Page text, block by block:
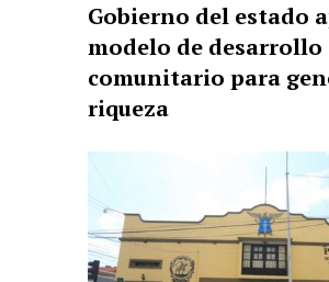
Gobierno del estado
modelo de desarrollo
comunitario para
riqueza